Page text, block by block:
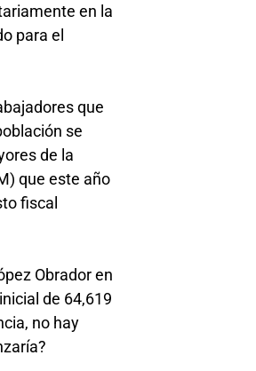
en la
para el
que
se
de la
fiscal
Obrador en
de 64,619
no hay